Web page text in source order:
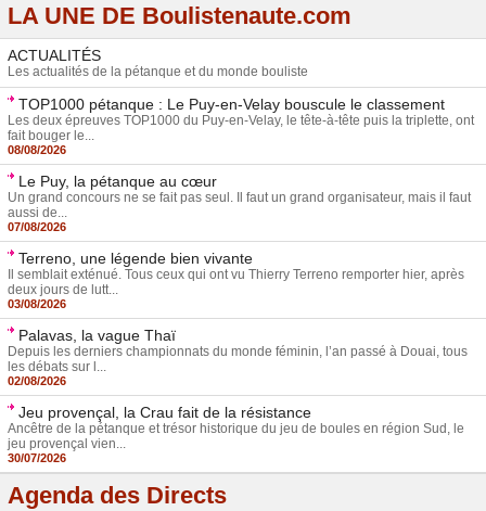
LA UNE DE Boulistenaute.com
ACTUALITÉS
Les actualités de la pétanque et du monde bouliste
TOP1000 pétanque : Le Puy-en-Velay bouscule le classement
Les deux épreuves TOP1000 du Puy-en-Velay, le tête-à-tête puis la triplette, ont
fait bouger le...
08/08/2026
Le Puy, la pétanque au cœur
Un grand concours ne se fait pas seul. Il faut un grand organisateur, mais il faut
aussi de...
07/08/2026
Terreno, une légende bien vivante
Il semblait exténué. Tous ceux qui ont vu Thierry Terreno remporter hier, après
deux jours de lutt...
03/08/2026
Palavas, la vague Thaï
Depuis les derniers championnats du monde féminin, l’an passé à Douai, tous
les débats sur l...
02/08/2026
Jeu provençal, la Crau fait de la résistance
Ancêtre de la pétanque et trésor historique du jeu de boules en région Sud, le
jeu provençal vien...
30/07/2026
Agenda des Directs